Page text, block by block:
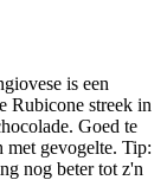
is een
Rubicone streek in
Goed te
met gevogelte. Tip:
nog beter tot z'n